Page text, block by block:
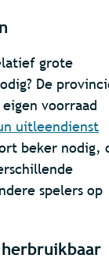
grote
De
voorraad
uitleendienst
beker nodig,
spelers op